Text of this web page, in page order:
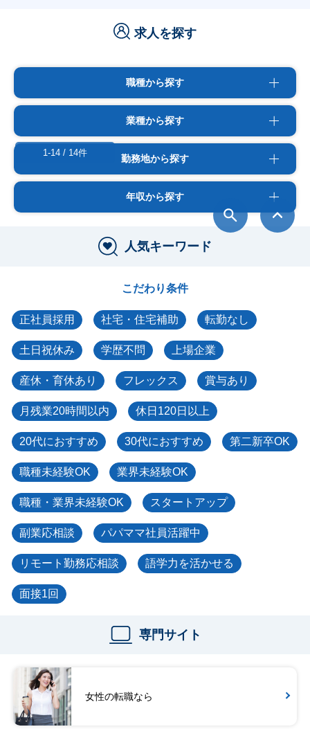
求人を探す
職種から探す
業種から探す
勤務地から探す
年収から探す
人気キーワード
こだわり条件
正社員採用 社宅・住宅補助 転勤なし
土日祝休み 学歴不問 上場企業
産休・育休あり フレックス 賞与あり
月残業20時間以内 休日120日以上
20代におすすめ 30代におすすめ 第二新卒OK
職種未経験OK 業界未経験OK
職種・業界未経験OK スタートアップ
副業応相談 パパママ社員活躍中
リモート勤務応相談 語学力を活かせる
面接1回
専門サイト
女性の転職なら
1-14 / 14件